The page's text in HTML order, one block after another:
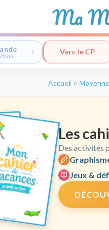
Ma
Vers le CP
Accueil >
Les
Des activités
Jeux &